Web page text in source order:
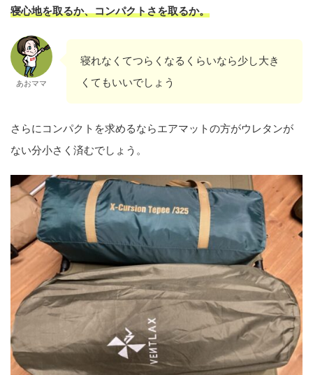
寝心地を取るか、コンパクトさを取るか。
あおママ
寝れなくてつらくなるくらいなら少し大き
くてもいいでしょう
さらにコンパクトを求めるならエアマットの方がウレタンが
ない分小さく済むでしょう。